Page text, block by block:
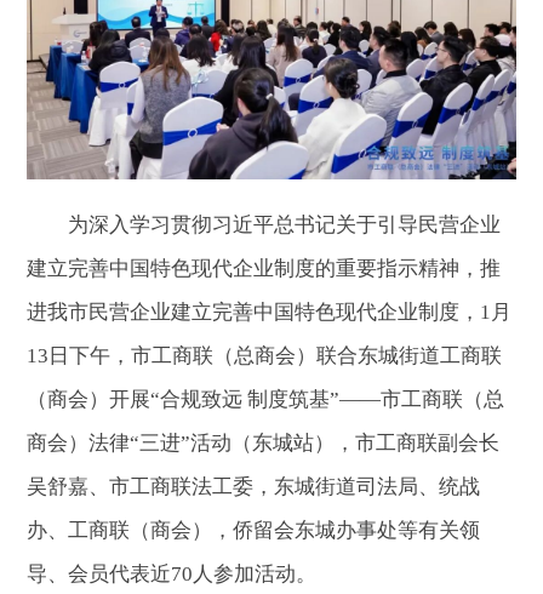
为深入学习贯彻习近平总书记关于引导民营企业
建立完善中国特色现代企业制度的重要指示精神，推
进我市民营企业建立完善中国特色现代企业制度，1月
13日下午，市工商联（总商会）联合东城街道工商联
（商会）开展“合规致远 制度筑基”——市工商联（总
商会）法律“三进”活动（东城站），市工商联副会长
吴舒嘉、市工商联法工委，东城街道司法局、统战
办、工商联（商会），侨留会东城办事处等有关领
导、会员代表近70人参加活动。